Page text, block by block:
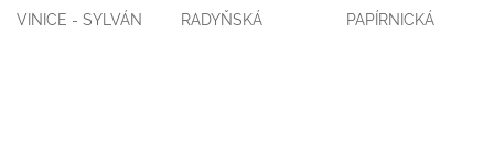
VINICE - SYLVÁN
RADYŇSKÁ
PAPÍRNICKÁ